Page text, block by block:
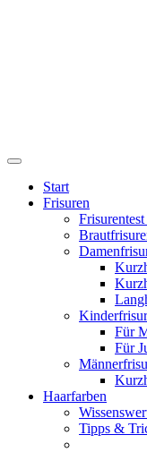
Start
Frisuren
Für
Für
Haarfarben
Tipps &